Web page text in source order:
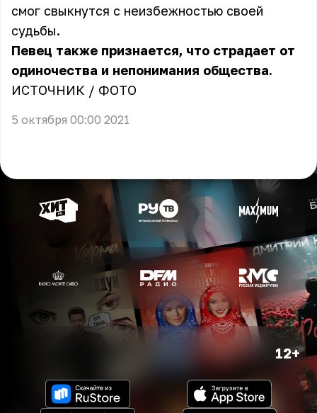
смог свыкнутся с неизбежностью своей
судьбы.
Певец также признается, что страдает от
одиночества и непонимания общества.
ИСТОЧНИК / ФОТО
5 октября 00:00 2021
12+